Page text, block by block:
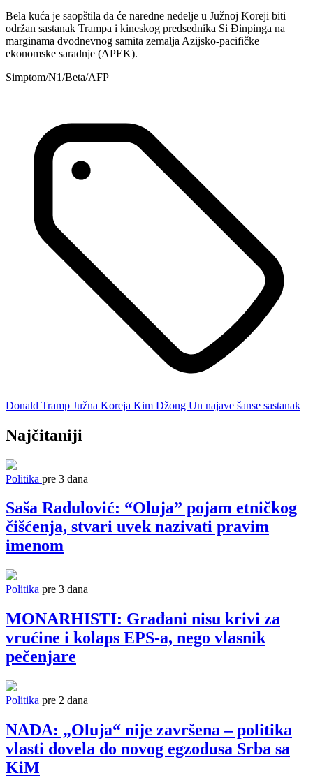
Bela kuća je saopštila da će naredne nedelje u Južnoj Koreji biti
održan sastanak Trampa i kineskog predsednika Si Đinpinga na
marginama dvodnevnog samita zemalja Azijsko-pacifičke
ekonomske saradnje (APEK).
Simptom/N1/Beta/AFP
Donald Tramp Južna Koreja Kim Džong Un najave šanse sastanak
Najčitaniji
Politika pre 3 dana
Saša Radulović: “Oluja” pojam etničkog
čišćenja, stvari uvek nazivati pravim
imenom
Politika pre 3 dana
MONARHISTI: Građani nisu krivi za
vrućine i kolaps EPS-a, nego vlasnik
pečenjare
Politika pre 2 dana
NADA: „Oluja“ nije završena – politika
vlasti dovela do novog egzodusa Srba sa
KiM